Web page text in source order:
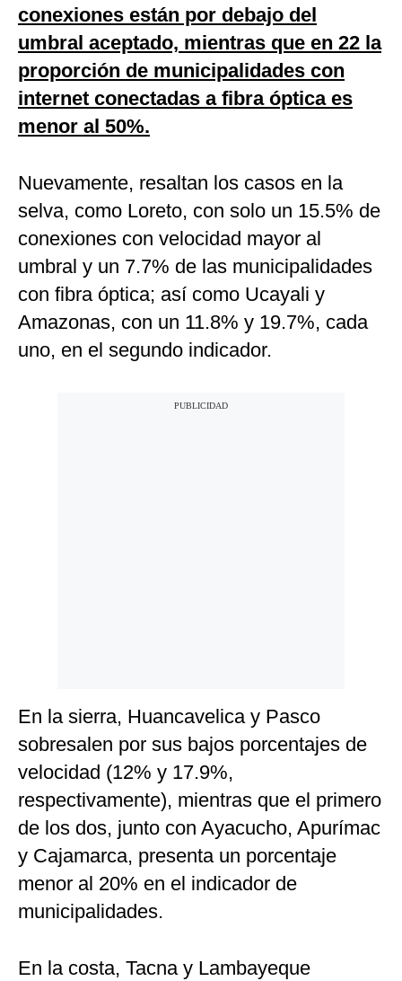
conexiones están por debajo del
umbral aceptado, mientras que en 22 la
proporción de municipalidades con
internet conectadas a fibra óptica es
menor al 50%.
Nuevamente, resaltan los casos en la
selva, como Loreto, con solo un 15.5% de
conexiones con velocidad mayor al
umbral y un 7.7% de las municipalidades
con fibra óptica; así como Ucayali y
Amazonas, con un 11.8% y 19.7%, cada
uno, en el segundo indicador.
En la sierra, Huancavelica y Pasco
sobresalen por sus bajos porcentajes de
velocidad (12% y 17.9%,
respectivamente), mientras que el primero
de los dos, junto con Ayacucho, Apurímac
y Cajamarca, presenta un porcentaje
menor al 20% en el indicador de
municipalidades.
En la costa, Tacna y Lambayeque